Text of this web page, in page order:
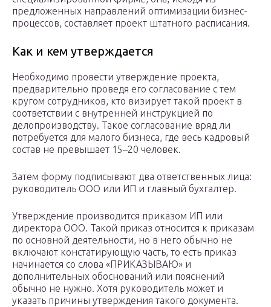
предложенных направлений оптимизации бизнес-
процессов, составляет проект штатного расписания.
Как и кем утверждается
Необходимо провести утверждение проекта,
предварительно проведя его согласование с тем
кругом сотрудников, кто визирует такой проект в
соответствии с внутренней инструкцией по
делопроизводству. Такое согласование вряд ли
потребуется для малого бизнеса, где весь кадровый
состав не превышает 15–20 человек.
Затем форму подписывают два ответственных лица:
руководитель ООО или ИП и главный бухгалтер.
Утверждение производится приказом ИП или
директора ООО. Такой приказ относится к приказам
по основной деятельности, но в него обычно не
включают констатирующую часть, то есть приказ
начинается со слова «ПРИКАЗЫВАЮ» и
дополнительных обоснований или пояснений
обычно не нужно. Хотя руководитель может и
указать причины утверждения такого документа.